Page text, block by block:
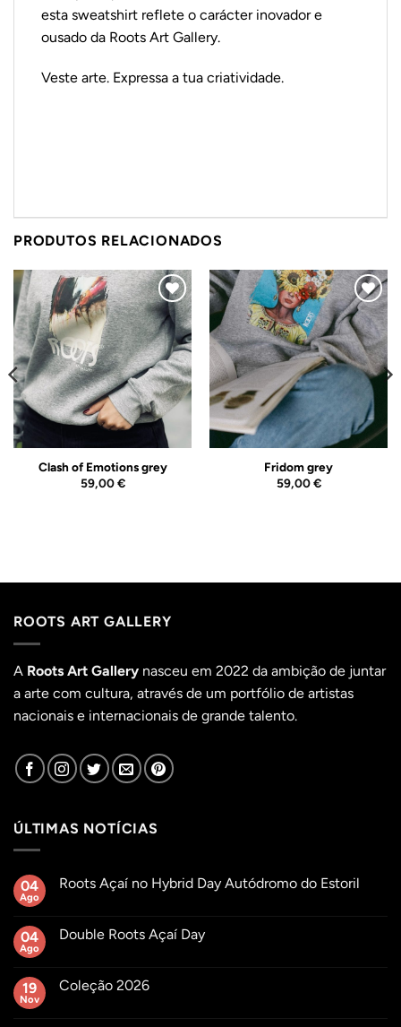
esta sweatshirt reflete o carácter inovador e
ousado da Roots Art Gallery.
Veste arte. Expressa a tua criatividade.
PRODUTOS RELACIONADOS
Adicionar
ao
Wishlist
Clash of Emotions grey
59,00€
Adicionar
ao
Wishlist
Fridom grey
59,00€
ROOTS ART GALLERY
A Roots Art Gallery nasceu em 2022 da ambição de juntar
a arte com cultura, através de um portfólio de artistas
nacionais e internacionais de grande talento.
ÚLTIMAS NOTÍCIAS
04
Ago
Roots Açaí no Hybrid Day Autódromo do Estoril
Roots
Day
Autódromo
04
Ago
Double Roots Açaí Day
Double
19
Nov
Coleção 2026